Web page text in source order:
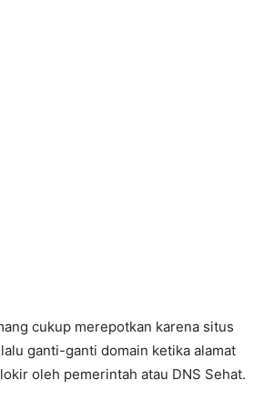
cukup merepotkan karena situs
ganti-ganti domain ketika alamat
oleh pemerintah atau DNS Sehat.